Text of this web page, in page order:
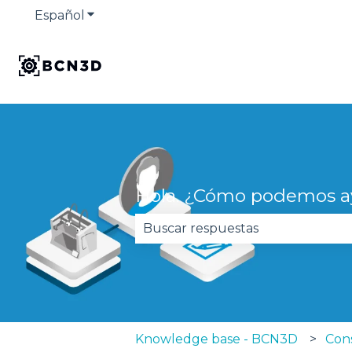
Español Traducciones de Mostrar submenú de
Hola. ¿Cómo podemos
No hay sugerencias porque el
Knowledge base - BCN3D